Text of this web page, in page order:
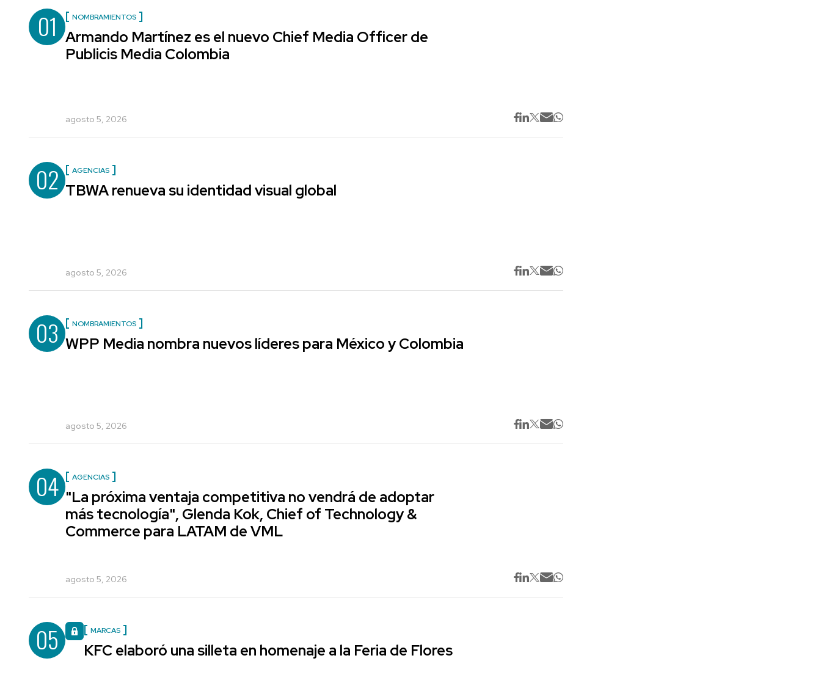
01 NOMBRAMIENTOS
Armando Martínez es el nuevo Chief Media Officer de
Publicis Media Colombia
agosto 5, 2026
02 AGENCIAS
TBWA renueva su identidad visual global
agosto 5, 2026
03 NOMBRAMIENTOS
WPP Media nombra nuevos líderes para México y Colombia
agosto 5, 2026
04 AGENCIAS
"La próxima ventaja competitiva no vendrá de adoptar
más tecnología", Glenda Kok, Chief of Technology &
Commerce para LATAM de VML
agosto 5, 2026
05 MARCAS
KFC elaboró una silleta en homenaje a la Feria de Flores